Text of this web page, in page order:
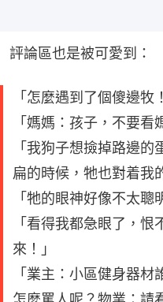
評論區也是被可愛到：
「怎麼遇到了個傻邊牧
「媽媽：孩子，不要看
「我狗子想撿掉路邊
扁的時候，牠也對着我
「牠的眼神好像不太聰
「看得我都急眼了，
來！」
「業主：小區健身器材